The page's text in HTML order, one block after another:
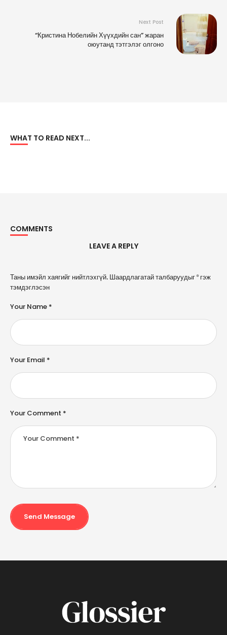
Next Post
“Кристина Нобелийн Хүүхдийн сан” жаран
оюутанд тэтгэлэг олгоно
WHAT TO READ NEXT...
COMMENTS
LEAVE A REPLY
Таны имэйл хаягийг нийтлэхгүй. Шаардлагатай талбаруудыг*гэж
тэмдэглэсэн
Your Comment *
Your Name *
Your Email *
Send Message
A
l
e
n
a
ti
e